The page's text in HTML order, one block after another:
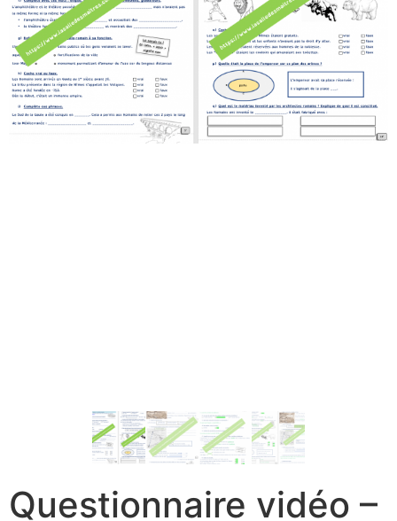
Questionnaire vidéo –